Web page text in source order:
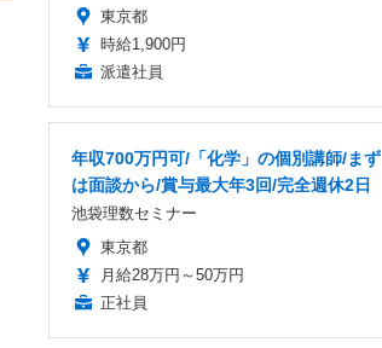
東京都
時給1,900円
派遣社員
年収700万円可/「化学」の個別講師/まず
は面談から/賞与最大年3回/完全週休2日
池袋理数セミナー
東京都
月給28万円～50万円
正社員